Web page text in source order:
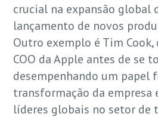
crucial na expansão global
lançamento de novos
Outro exemplo é Tim
COO da Apple antes de se
desempenhando um papel
transformação da empresa
líderes globais no setor de